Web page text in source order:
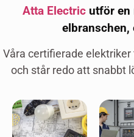
Atta Electric utför en
elbranschen,
Våra certifierade
och står redo att snabbt